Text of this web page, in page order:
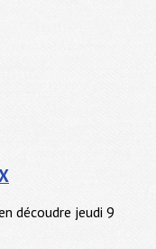
découdre jeudi 9